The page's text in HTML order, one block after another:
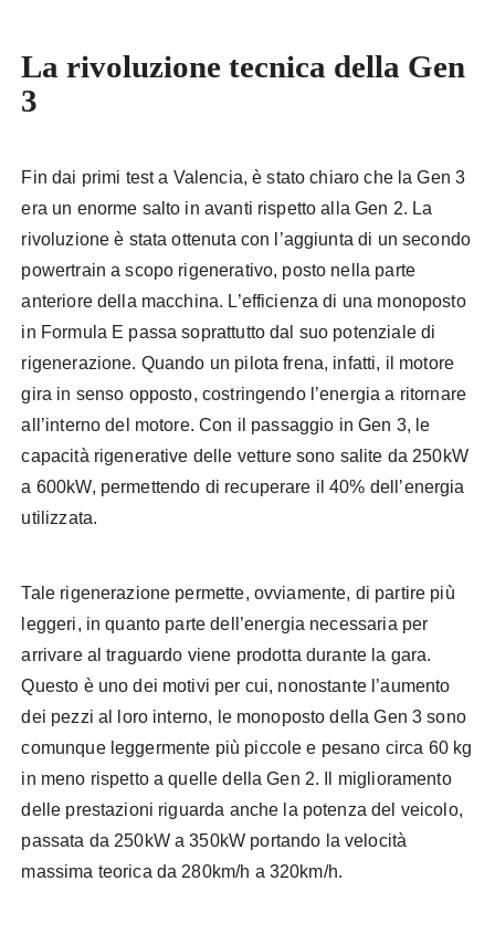
La rivoluzione tecnica della Gen
3
Fin dai primi test a Valencia, è stato chiaro che la Gen 3
era un enorme salto in avanti rispetto alla Gen 2. La
rivoluzione è stata ottenuta con l’aggiunta di un secondo
powertrain a scopo rigenerativo, posto nella parte
anteriore della macchina. L’efficienza di una monoposto
in Formula E passa soprattutto dal suo potenziale di
rigenerazione. Quando un pilota frena, infatti, il motore
gira in senso opposto, costringendo l’energia a ritornare
all’interno del motore. Con il passaggio in Gen 3, le
capacità rigenerative delle vetture sono salite da 250kW
a 600kW, permettendo di recuperare il 40% dell’energia
utilizzata.
Tale rigenerazione permette, ovviamente, di partire più
leggeri, in quanto parte dell’energia necessaria per
arrivare al traguardo viene prodotta durante la gara.
Questo è uno dei motivi per cui, nonostante l’aumento
dei pezzi al loro interno, le monoposto della Gen 3 sono
comunque leggermente più piccole e pesano circa 60 kg
in meno rispetto a quelle della Gen 2. Il miglioramento
delle prestazioni riguarda anche la potenza del veicolo,
passata da 250kW a 350kW portando la velocità
massima teorica da 280km/h a 320km/h.